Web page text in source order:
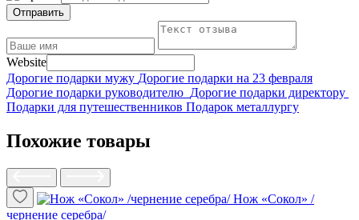
Отправить
Website
Дорогие подарки мужу Дорогие подарки на 23 февраля
Дорогие подарки руководителю Дорогие подарки директору
Подарки для путешественников Подарок металлургу
Похожие товары
Нож «Сокол» /
чернение серебра/